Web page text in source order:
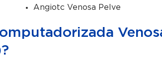
Angiotc Venosa Pelve